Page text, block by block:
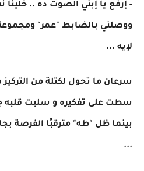
- إرفع يا إبني الصوت ده .. خلينا
ووصلني بالضابط "عمر"
لإيه ...
سرعان ما تحول لكتلة من
سطت على تفكيره و سلبت قلبه
بينما ظل "طه" مترقبًا الفرصة
...